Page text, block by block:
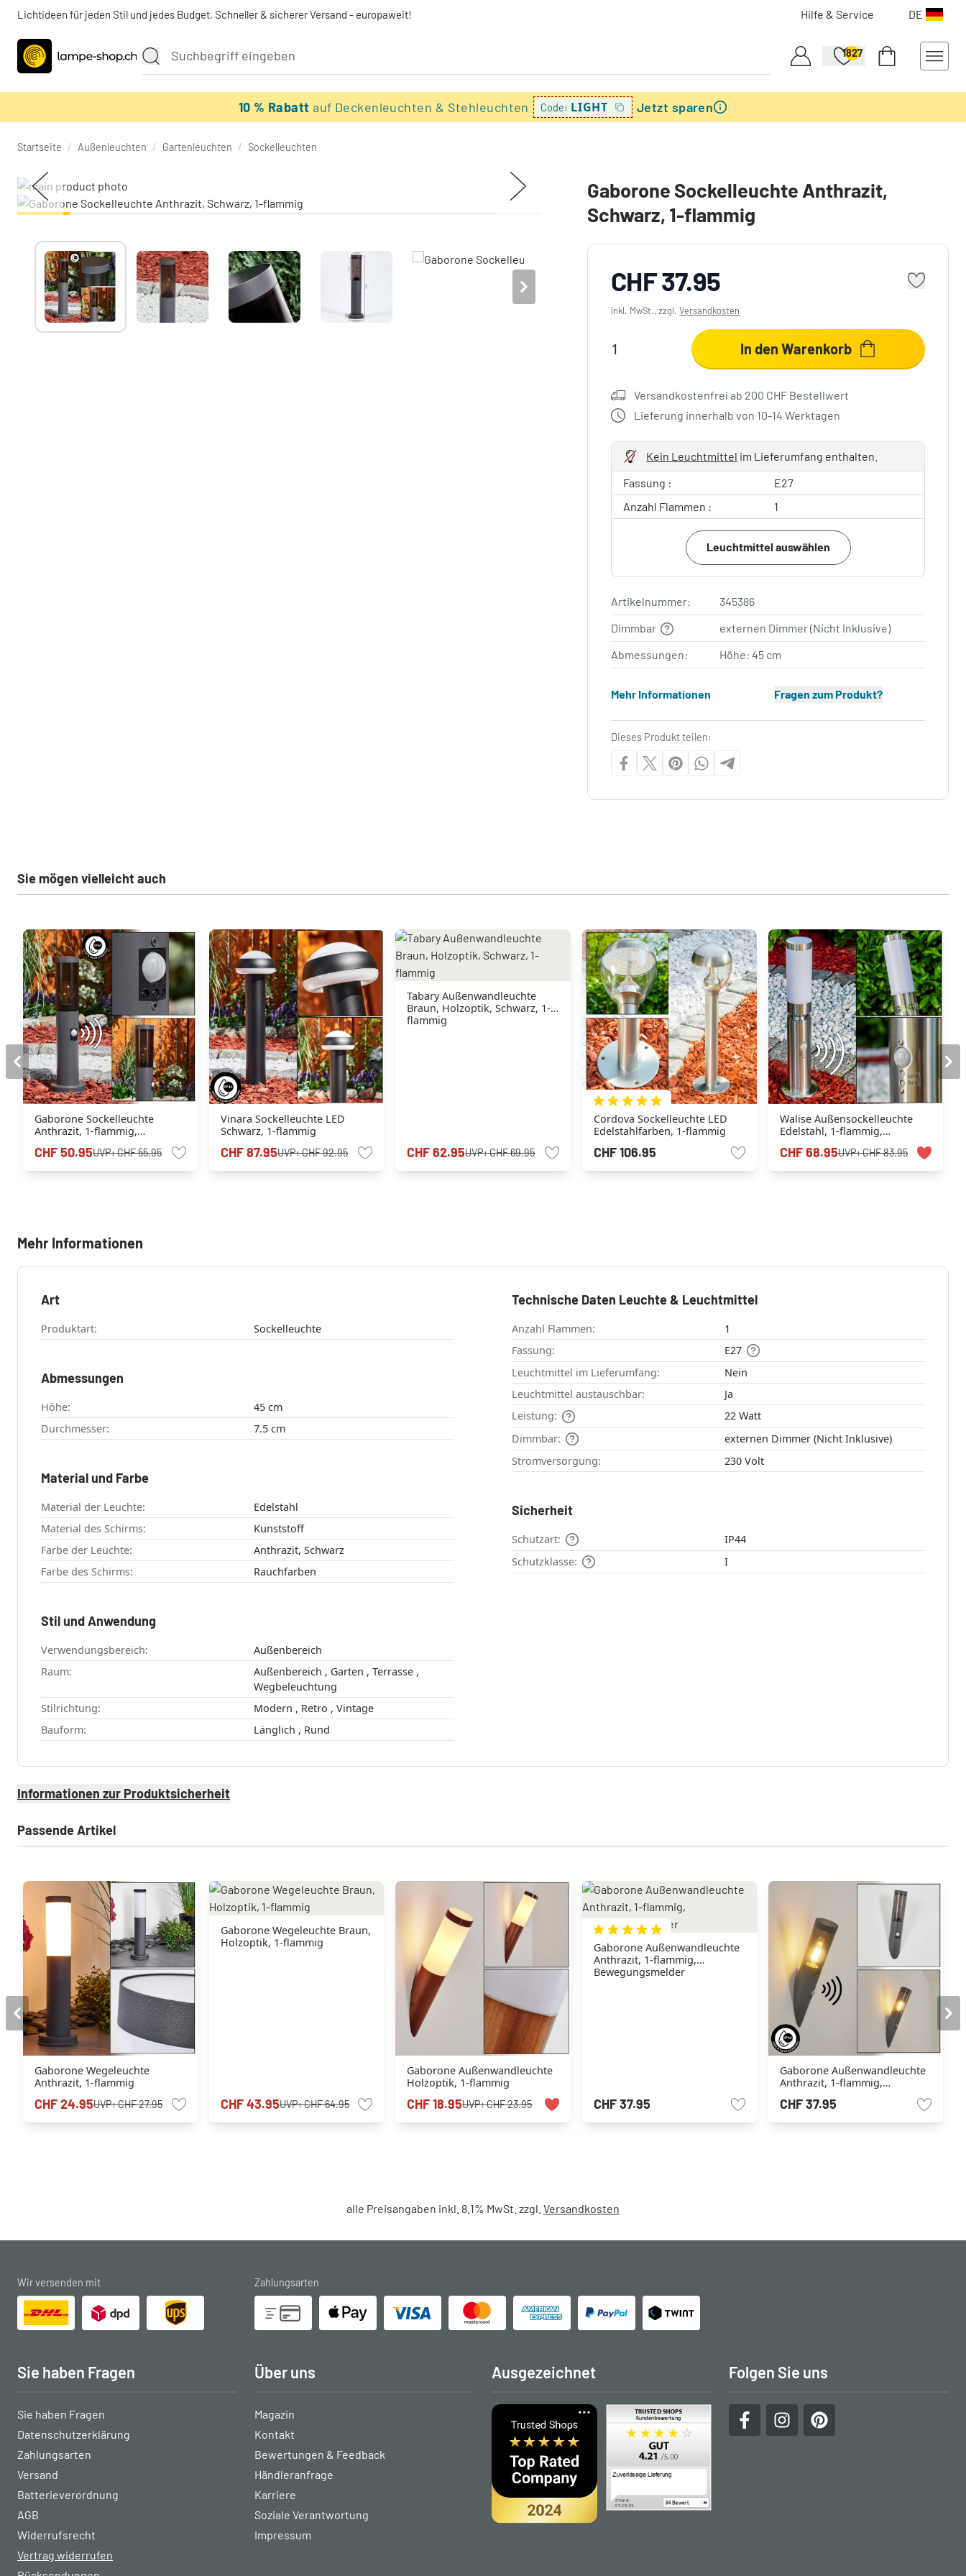
Lichtideen für jeden Stil und jedes Budget. Schneller & sicherer Versand - europaweit! Hilfe & Service DE
1827
10 % Rabattauf Deckenleuchten & Stehleuchten Code: LIGHT Jetzt sparen
Startseite / Außenleuchten / Gartenleuchten / Sockelleuchten
Gaborone Sockelleuchte Anthrazit,
Schwarz, 1-flammig
CHF 37.95
inkl. MwSt., zzgl.Versandkosten
In den Warenkorb
Versandkostenfrei ab 200 CHF Bestellwert
Lieferung innerhalb von 10-14 Werktagen
Kein Leuchtmittel im Lieferumfang enthalten.
Fassung :
E27
Anzahl Flammen :
1
Leuchtmittel auswählen
Artikelnummer:
345386
Dimmbar
externen Dimmer (Nicht Inklusive)
Abmessungen:
Höhe: 45 cm
Mehr Informationen Fragen zum Produkt?
Dieses Produkt teilen:
Sie mögen vielleicht auch
Gaborone Sockelleuchte
Anthrazit, 1-flammig,
CHF 50.95UVP:CHF 55.95
Vinara Sockelleuchte LED
Schwarz, 1-flammig
CHF 87.95UVP:CHF 92.95
Tabary Außenwandleuchte
Braun, Holzoptik, Schwarz, 1-
flammig
CHF 62.95UVP:CHF 69.95
Cordova Sockelleuchte LED
Edelstahlfarben, 1-flammig
CHF 106.95
Walise Außensockelleuchte
Edelstahl, 1-flammig,
CHF 68.95UVP:CHF 83.95
Mehr Informationen
Art
Produktart: Sockelleuchte
Abmessungen
Höhe:
45 cm
Durchmesser:
7.5 cm
Material und Farbe
Material der Leuchte:
Edelstahl
Material des Schirms:
Kunststoff
Farbe der Leuchte:
Anthrazit, Schwarz
Farbe des Schirms:
Rauchfarben
Stil und Anwendung
Verwendungsbereich:
Außenbereich
Raum:
Außenbereich , Garten , Terrasse ,
Wegbeleuchtung
Stilrichtung:
Modern , Retro , Vintage
Bauform:
Länglich , Rund
Technische Daten Leuchte & Leuchtmittel
Anzahl Flammen:
1
Fassung:
E27
Leuchtmittel im Lieferumfang:
Nein
Leuchtmittel austauschbar:
Ja
Leistung:
22 Watt
Dimmbar:
externen Dimmer (Nicht Inklusive)
Stromversorgung:
230 Volt
Sicherheit
Schutzart:
IP44
Schutzklasse:
I
Informationen zur Produktsicherheit
Passende Artikel
Gaborone Wegeleuchte
Anthrazit, 1-flammig
CHF 24.95UVP:CHF 27.95
Gaborone Wegeleuchte Braun,
Holzoptik, 1-flammig
CHF 43.95UVP:CHF 64.95
Gaborone Außenwandleuchte
Holzoptik, 1-flammig
CHF 18.95UVP:CHF 23.95
Gaborone Außenwandleuchte
Anthrazit, 1-flammig,
Bewegungsmelder
CHF 37.95
Gaborone Außenwandleuchte
Anthrazit, 1-flammig,
CHF 37.95
alle Preisangaben inkl. 8.1% MwSt. zzgl. Versandkosten
Wir versenden mit Zahlungsarten
Sie haben Fragen
Sie haben Fragen
Datenschutzerklärung
Zahlungsarten
Versand
Batterieverordnung
AGB
Widerrufsrecht
Vertrag widerrufen
Über uns
Magazin
Kontakt
Bewertungen & Feedback
Händleranfrage
Karriere
Soziale Verantwortung
Impressum
Ausgezeichnet Folgen Sie uns